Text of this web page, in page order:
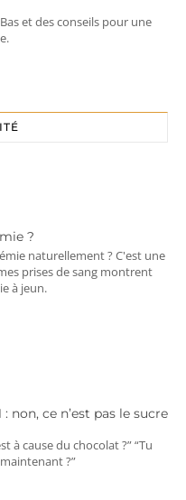
et des conseils pour une
?
naturellement ? C'est une
prises de sang montrent
à jeun.
non, ce n’est pas le sucre
à cause du chocolat ?” “Tu
?”